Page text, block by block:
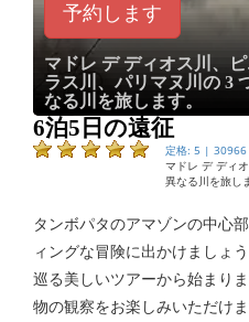
予約します
マドレ デ ディオス川、
ラス川、パリマヌ川の 3
なる川を旅します。
6泊5日の遠征
定格: 5 | 30966
マドレ デ ディ
異なる川を旅し
タンボパタのアマゾンの中心
ィングな冒険に出かけましょ
巡る美しいツアーから始まり
物の観察をお楽しみいただけ